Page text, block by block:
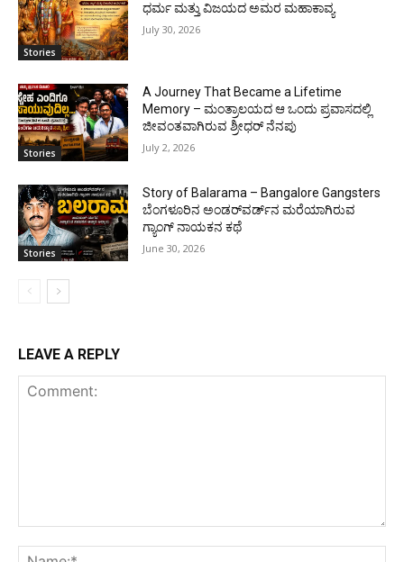
Stories
ಧರ್ಮ ಮತ್ತು ವಿಜಯದ ಅಮರ ಮಹಾಕಾವ್ಯ
July 30, 2026
Stories
A Journey That Became a Lifetime
Memory – ಮಂತ್ರಾಲಯದ ಆ ಒಂದು ಪ್ರವಾಸದಲ್ಲಿ
ಜೀವಂತವಾಗಿರುವ ಶ್ರೀಧರ್ ನೆನಪು
July 2, 2026
Stories
Story of Balarama – Bangalore Gangsters
ಬೆಂಗಳೂರಿನ ಅಂಡರ್‌ವರ್ಡ್‌ನ ಮರೆಯಾಗಿರುವ
ಗ್ಯಾಂಗ್ ನಾಯಕನ ಕಥೆ
June 30, 2026
LEAVE A REPLY